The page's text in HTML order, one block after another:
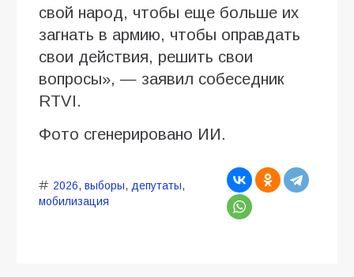
свой народ, чтобы еще больше их
загнать в армию, чтобы оправдать
свои действия, решить свои
вопросы», — заявил собеседник
RTVI.
Фото сгенерировано ИИ.
2026, выборы, депутаты,
мобилизация